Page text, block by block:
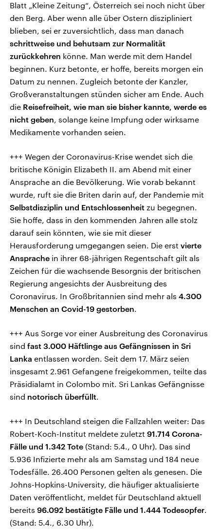
Blatt „Kleine Zeitung“, Österreich sei noch nicht über
den Berg. Aber wenn alle über Ostern diszipliniert
blieben, sei er zuversichtlich, dass man danach
schrittweise und behutsam zur Normalität
zurückkehren könne. Man werde mit dem Handel
beginnen. Kurz betonte, er hoffe, bereits morgen ein
Datum zu nennen. Zugleich betonte der Kanzler,
Großveranstaltungen stünden sicher am Ende. Auch
die Reisefreiheit, wie man sie bisher kannte, werde es
nicht geben, solange keine Impfung oder wirksame
Medikamente vorhanden seien.
+++ Wegen der Coronavirus-Krise wendet sich die
britische Königin Elizabeth II. am Abend mit einer
Ansprache an die Bevölkerung. Wie vorab bekannt
wurde, ruft sie die Briten darin auf, der Pandemie mit
Selbstdisziplin und Entschlossenheit zu begegnen.
Sie hoffe, dass in den kommenden Jahren alle stolz
darauf sein könnten, wie sie mit dieser
Herausforderung umgegangen seien. Die erst vierte
Ansprache in ihrer 68-jährigen Regentschaft gilt als
Zeichen für die wachsende Besorgnis der britischen
Regierung angesichts der Ausbreitung des
Coronavirus. In Großbritannien sind mehr als 4.300
Menschen an Covid-19 gestorben.
+++ Aus Sorge vor einer Ausbreitung des Coronavirus
sind fast 3.000 Häftlinge aus Gefängnissen in Sri
Lanka entlassen worden. Seit dem 17. März seien
insgesamt 2.961 Gefangene freigekommen, teilte das
Präsidialamt in Colombo mit. Sri Lankas Gefängnisse
sind notorisch überfüllt.
+++ In Deutschland steigen die Fallzahlen weiter: Das
Robert-Koch-Institut meldete zuletzt 91.714 Corona-
Fälle und 1.342 Tote (Stand: 5.4., 0 Uhr). Das sind
5.936 Infizierte mehr als am Samstag und 184 neue
Todesfälle. 26.400 Personen gelten als genesen. Die
Johns-Hopkins-University, die häufiger aktualisierte
Daten veröffentlicht, meldet für Deutschland aktuell
bereits 96.092 bestätigte Fälle und 1.444 Todesopfer.
(Stand: 5.4., 6.30 Uhr).